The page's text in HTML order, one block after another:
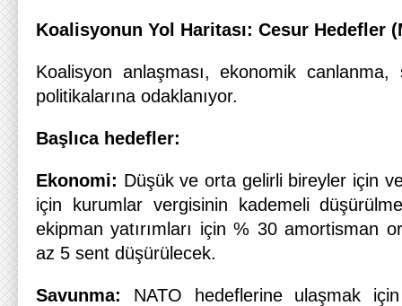
Koalisyonun Yol Haritası: Cesur Hedefler
Koalisyon anlaşması, ekonomik
politikalarına odaklanıyor.
Başlıca hedefler:
Ekonomi: Düşük ve orta gelirli bireyler için
için kurumlar vergisinin kademeli
ekipman yatırımları için % 30 amortisman
az 5 sent düşürülecek.
Savunma: NATO hedeflerine ulaşmak